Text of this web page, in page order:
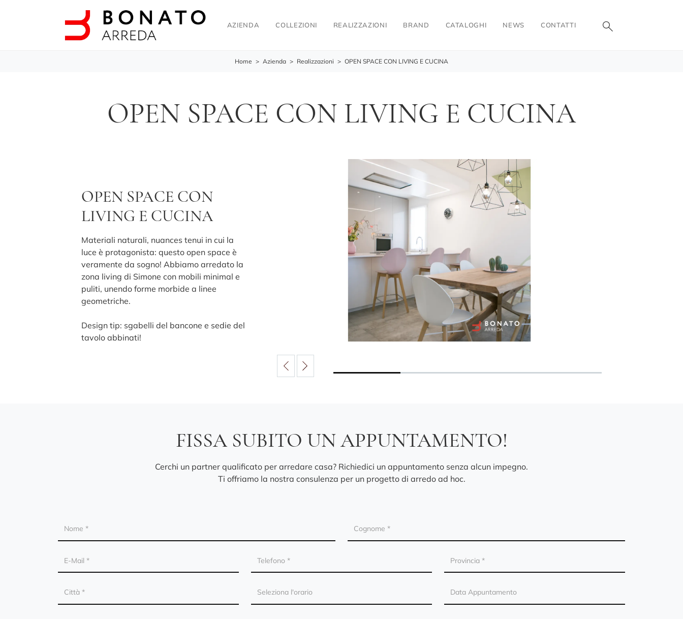
AZIENDA COLLEZIONI REALIZZAZIONI BRAND CATALOGHI NEWS CONTATTI
Home > Azienda > Realizzazioni > OPEN SPACE CON LIVING E CUCINA
OPEN SPACE CON LIVING E CUCINA
OPEN SPACE CON
LIVING E CUCINA
Materiali naturali, nuances tenui in cui la
luce è protagonista: questo open space è
veramente da sogno! Abbiamo arredato la
zona living di Simone con mobili minimal e
puliti, unendo forme morbide a linee
geometriche.
Design tip: sgabelli del bancone e sedie del
tavolo abbinati!
FISSA SUBITO UN APPUNTAMENTO!
Cerchi un partner qualificato per arredare casa? Richiedici un appuntamento senza alcun impegno.
Ti offriamo la nostra consulenza per un progetto di arredo ad hoc.